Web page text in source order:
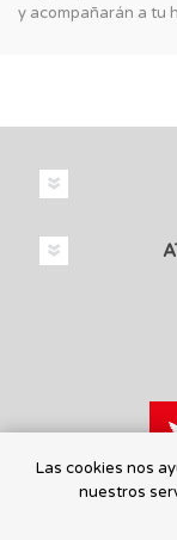
y acompañarán a tu
Las cookies nos
nuestros